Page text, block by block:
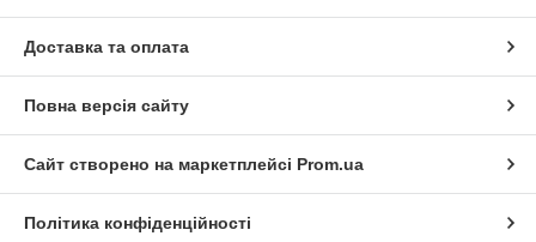
Доставка та оплата
Повна версія сайту
Сайт створено на маркетплейсі Prom.ua
Політика конфіденційності